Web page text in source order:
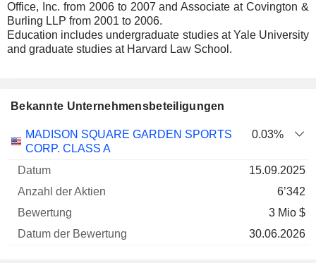
Office, Inc. from 2006 to 2007 and Associate at Covington &
Burling LLP from 2001 to 2006.
Education includes undergraduate studies at Yale University
and graduate studies at Harvard Law School.
Bekannte Unternehmensbeteiligungen
Anzahl
MADISON SQUARE GARDEN SPORTS
CORP. CLASS A
0.03%
15.09.2025
6’342
3 Mio $
30.06.2026